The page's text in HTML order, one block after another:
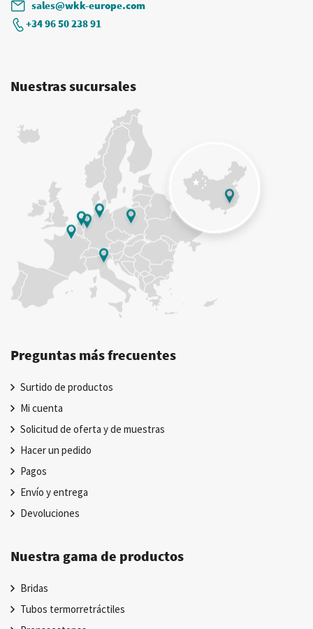
sales@wkk-europe.com
+34 96 50 238 91
Nuestras sucursales
Preguntas más frecuentes
Surtido de productos
Mi cuenta
Solicitud de oferta y de muestras
Hacer un pedido
Pagos
Envío y entrega
Devoluciones
Nuestra gama de productos
Bridas
Tubos termorretráctiles